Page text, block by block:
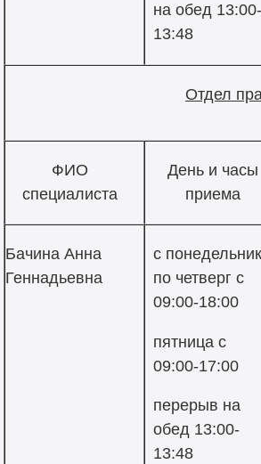
на обед 13:00-
13:48
Отдел
ФИО
специалиста
День и часы
приема
Бачина Анна
Геннадьевна
с
по четверг с
09:00-18:00
пятница с
09:00-17:00
перерыв на
обед 13:00-
13:48